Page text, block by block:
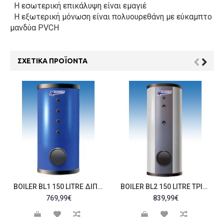
Η εσωτερική επικάλυψη είναι εμαγιέ
Η εξωτερική μόνωση είναι πολυουρεθάνη με εύκαμπτο
μανδύα PVCΗ
ΣΧΕΤΙΚΆ ΠΡΟΪΌΝΤΑ
BOILER BL1 150 LITRE ΔΙΠΛΉΣ ΕΝΈΡΓΕΙΑΣ 37SO
769,99€
BOILER BL2 150 LITRE ΤΡΙΠΛΉΣ ΕΝΈΡΓΕΙΑΣ 37SO
839,99€